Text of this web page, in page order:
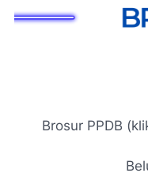
Brosur PPDB